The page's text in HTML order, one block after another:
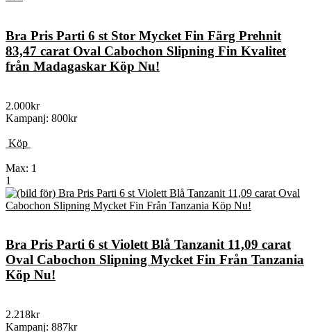
Bra Pris Parti 6 st Stor Mycket Fin Färg Prehnit
83,47 carat Oval Cabochon Slipning Fin Kvalitet
från Madagaskar Köp Nu!
2.000kr
Kampanj: 800kr
Köp
Max: 1
1
Bra Pris Parti 6 st Violett Blå Tanzanit 11,09 carat
Oval Cabochon Slipning Mycket Fin Från Tanzania
Köp Nu!
2.218kr
Kampanj: 887kr